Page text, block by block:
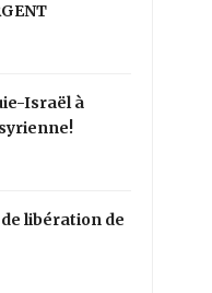
Israël à
libération de